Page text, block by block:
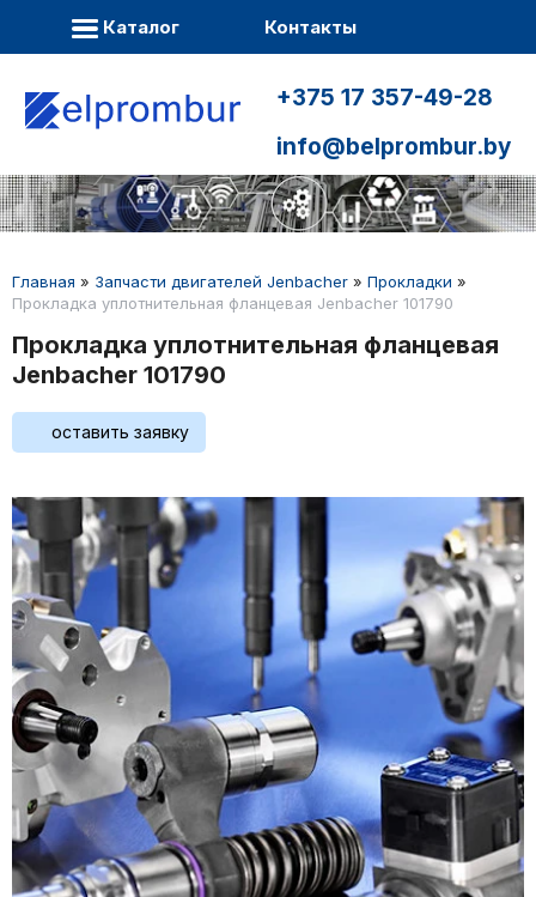
Каталог Контакты
+375 17 357-49-28
info@belprombur.by
Главная » Запчасти двигателей Jenbacher » Прокладки »
Прокладка уплотнительная фланцевая Jenbacher 101790
Прокладка уплотнительная фланцевая
Jenbacher 101790
оставить заявку